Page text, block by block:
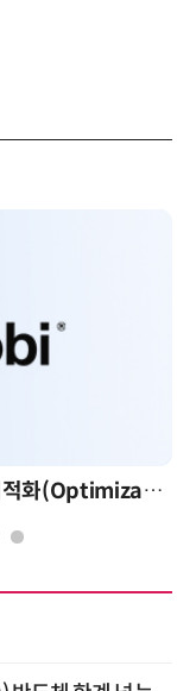
AI 시대의 의사결정을 바꾸는 수리최적화(Optimization): 실제 산업 적용 사례와 활용 전략